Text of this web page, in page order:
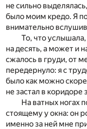
не сильно
было моим кредо. Я
внимательно
То, что
на десять, а может и
сжалось в груди, от
передернуло: я с
было как можно
не застал в
На ватных ногах
стоящему у окна: он
именно за ней мне